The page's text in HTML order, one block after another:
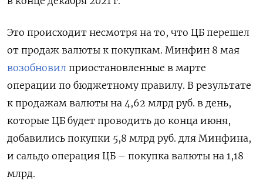
Это происходит несмотря на то, что ЦБ перешел
от продаж валюты к покупкам. Минфин 8 мая
возобновил приостановленные в марте
операции по бюджетному правилу. В результате
к продажам валюты на 4,62 млрд руб. в день,
которые ЦБ будет проводить до конца июня,
добавились покупки 5,8 млрд руб. для Минфина,
и сальдо операция ЦБ – покупка валюты на 1,18
млрд.